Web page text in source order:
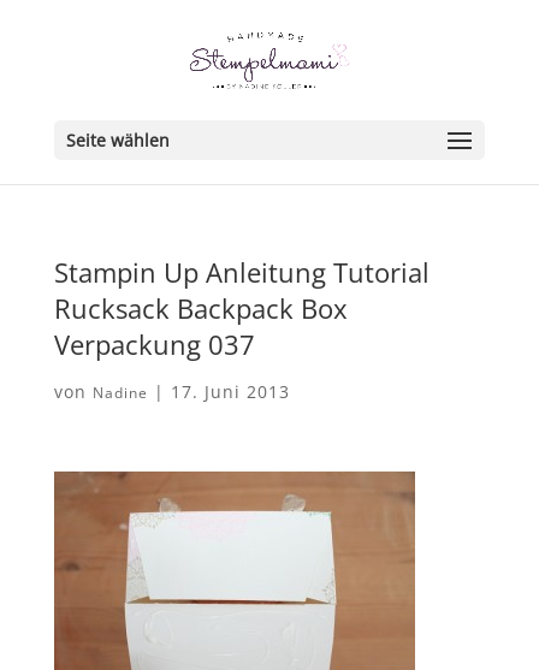
Seite wählen
Stampin Up Anleitung Tutorial
Rucksack Backpack Box
Verpackung 037
von Nadine | 17. Juni 2013